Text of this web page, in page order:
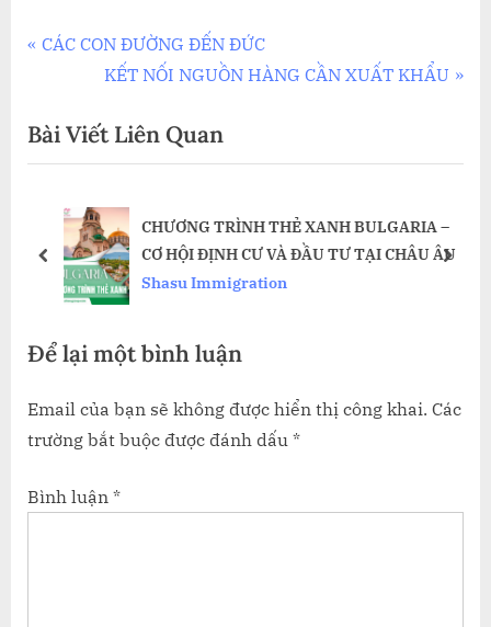
Điều
bài
P
v
i
s
s
:
CÁC CON ĐƯỜNG ĐẾN ĐỨC
N
x
t
o
s
t
KẾT NỐI NGUỒN HÀNG CẦN XUẤT KHẨU
Bài Viết Liên Quan
CHƯƠNG TRÌNH THẺ XANH BULGARIA –
CƠ HỘI ĐỊNH CƯ VÀ ĐẦU TƯ TẠI CHÂU ÂU
Shasu Immigration
prev next
Để lại một bình luận
Email của bạn sẽ không được hiển thị công khai. Các
trường bắt buộc được đánh dấu *
Bình luận *